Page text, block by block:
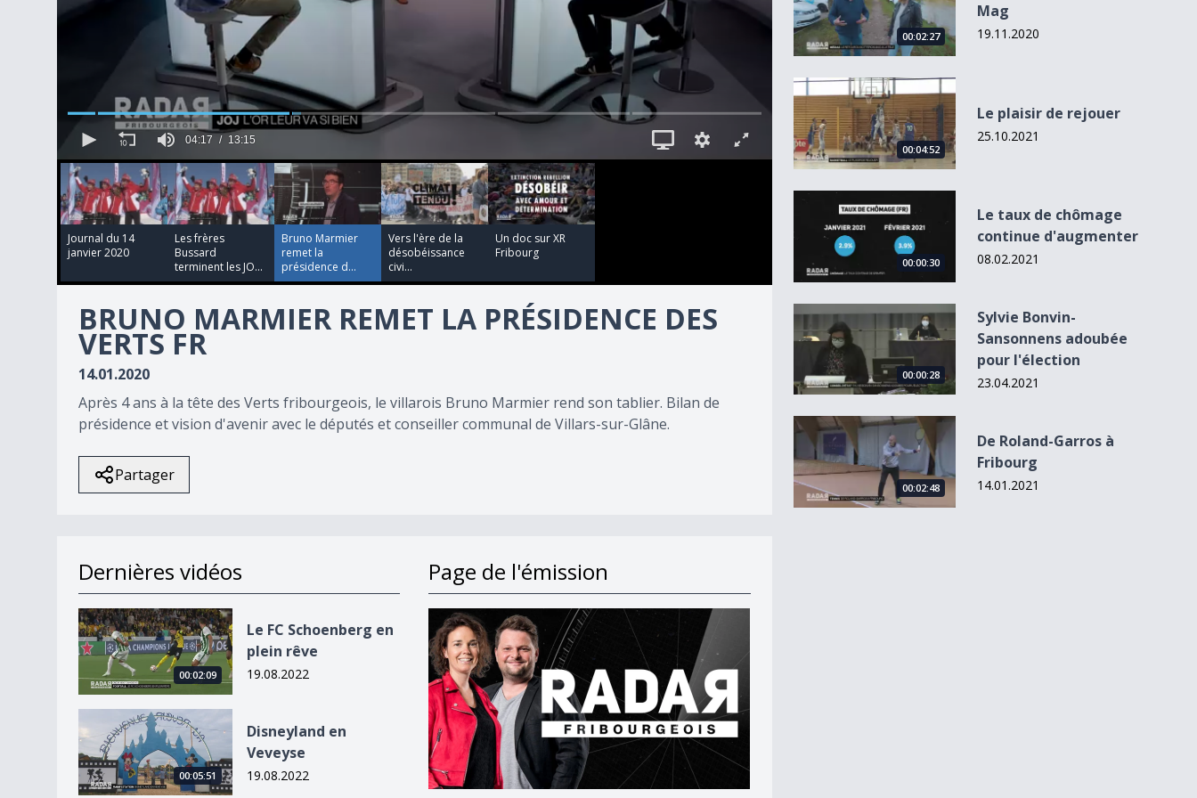
4
minutes,
17
seconds
of
13
minutes,
secondsVolume
04:17 13:15
Journal du 14
janvier 2020
00:03:43
Les frères
Bussard
terminent les JO...
00:03:54
Bruno Marmier
remet la
présidence d...
Vers l'ère de la
désobéissance
civi...
Un doc sur XR
Fribourg
BRUNO MARMIER REMET LA PRÉSIDENCE DES
VERTS FR
14.01.2020
Après 4 ans à la tête des Verts fribourgeois, le villarois Bruno Marmier rend son tablier. Bilan de
présidence et vision d'avenir avec le députés et conseiller communal de Villars-sur-Glâne.
Partager
Dernières vidéos
Le FC Schoenberg en plein rêve
00:02:09
Le FC Schoenberg en
plein rêve
19.08.2022
Disneyland en Veveyse
00:05:51
Disneyland en
Veveyse
19.08.2022
Page de l'émission
00:02:27
Mag
19.11.2020
Le plaisir de rejouer
00:04:52
Le plaisir de rejouer
25.10.2021
Le taux de chômage continue d&#039;augmenter
00:00:30
Le taux de chômage
continue d'augmenter
08.02.2021
Sylvie Bonvin-Sansonnens adoubée pour l&#039;élection
00:00:28
Sylvie Bonvin-
Sansonnens adoubée
pour l'élection
23.04.2021
De Roland-Garros à Fribourg
00:02:48
De Roland-Garros à
Fribourg
14.01.2021